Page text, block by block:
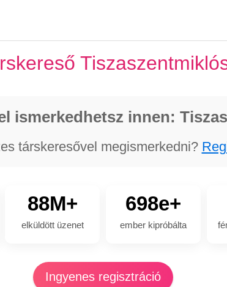
ismerkedhetsz innen:
társkeresővel megismerkedni?
88M+
elküldött üzenet
698e+
ember kipróbálta
Ingyenes regisztráció